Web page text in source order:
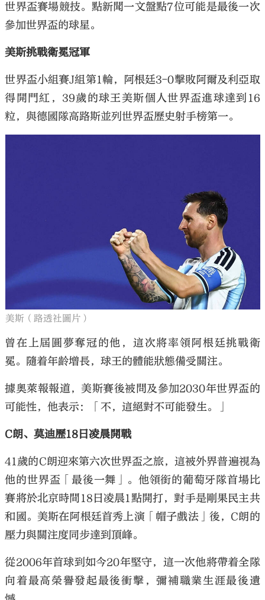
世界盃賽場競技。點新聞一文盤點7位可能是最後一次
參加世界盃的球星。
美斯挑戰衛冕冠軍
世界盃小組賽J組第1輪，阿根廷3-0擊敗阿爾及利亞取
得開門紅，39歲的球王美斯個人世界盃進球達到16
粒，與德國隊高路斯並列世界盃歷史射手榜第一。
美斯（路透社圖片）
曾在上屆圓夢奪冠的他，這次將率領阿根廷挑戰衛
冕。隨着年齡增長，球王的體能狀態備受關注。
據奧萊報報道，美斯賽後被問及參加2030年世界盃的
可能性，他表示：「不，這絕對不可能發生。」
C朗、莫迪歷18日凌晨開戰
41歲的C朗迎來第六次世界盃之旅，這被外界普遍視為
他的世界盃「最後一舞」。他領銜的葡萄牙隊首場比
賽將於北京時間18日凌晨1點開打，對手是剛果民主共
和國。美斯在阿根廷首秀上演「帽子戲法」後，C朗的
壓力與關注度同步達到頂峰。
從2006年首球到如今20年堅守，這一次他將帶着全隊
向着最高榮譽發起最後衝擊，彌補職業生涯最後遺